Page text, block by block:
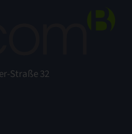
Straße 32